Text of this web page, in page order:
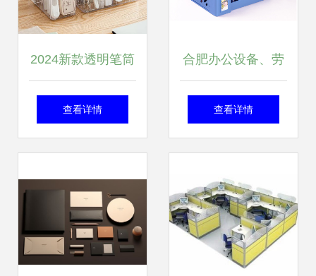
2024新款透明笔筒
简约轻奢风，打造
查看详情
合肥办公设备、劳
保用品与耗材一站
同城配送
查看详情